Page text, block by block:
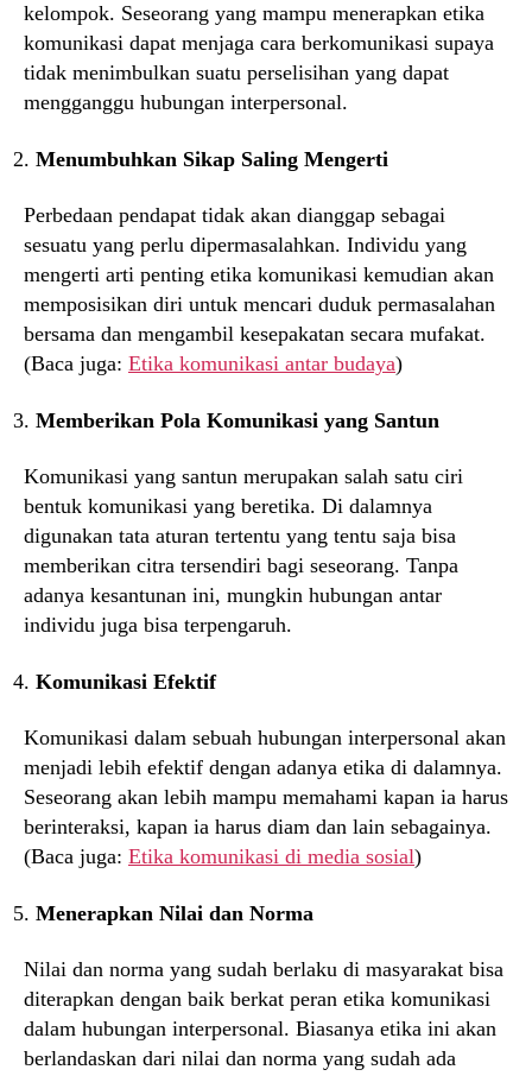
kelompok. Seseorang yang mampu menerapkan etika
komunikasi dapat menjaga cara berkomunikasi supaya
tidak menimbulkan suatu perselisihan yang dapat
mengganggu hubungan interpersonal.
Menumbuhkan Sikap Saling Mengerti
Perbedaan pendapat tidak akan dianggap sebagai
sesuatu yang perlu dipermasalahkan. Individu yang
mengerti arti penting etika komunikasi kemudian akan
memposisikan diri untuk mencari duduk permasalahan
bersama dan mengambil kesepakatan secara mufakat.
(Baca juga: Etika komunikasi antar budaya)
Memberikan Pola Komunikasi yang Santun
Komunikasi yang santun merupakan salah satu ciri
bentuk komunikasi yang beretika. Di dalamnya
digunakan tata aturan tertentu yang tentu saja bisa
memberikan citra tersendiri bagi seseorang. Tanpa
adanya kesantunan ini, mungkin hubungan antar
individu juga bisa terpengaruh.
Komunikasi Efektif
Komunikasi dalam sebuah hubungan interpersonal akan
menjadi lebih efektif dengan adanya etika di dalamnya.
Seseorang akan lebih mampu memahami kapan ia harus
berinteraksi, kapan ia harus diam dan lain sebagainya.
(Baca juga: Etika komunikasi di media sosial)
Menerapkan Nilai dan Norma
Nilai dan norma yang sudah berlaku di masyarakat bisa
diterapkan dengan baik berkat peran etika komunikasi
dalam hubungan interpersonal. Biasanya etika ini akan
berlandaskan dari nilai dan norma yang sudah ada